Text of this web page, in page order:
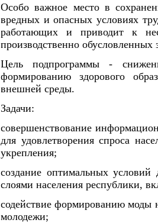
Особо важное место в
вредных и опасных условиях
работающих и приводит к
производственно обусловленных
Цель подпрограммы -
формированию здорового
внешней среды.
Задачи:
совершенствование
для удовлетворения спроса
укрепления;
создание оптимальных условий
слоями населения республики,
содействие формированию моды
молодежи;